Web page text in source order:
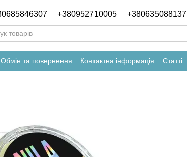
+380952710005 +380635088137
Обмін та повернення Контактна інформація Статті